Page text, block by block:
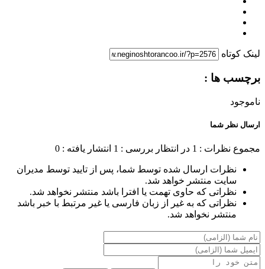
لینک کوتاه
برچسب ها :
ناموجود
ارسال نظر شما
مجموع نظرات : 1 در انتظار بررسی : 1 انتشار یافته : 0
نظرات ارسال شده توسط شما، پس از تایید توسط مدیران
سایت منتشر خواهد شد.
نظراتی که حاوی تهمت یا افترا باشد منتشر نخواهد شد.
نظراتی که به غیر از زبان فارسی یا غیر مرتبط با خبر باشد
منتشر نخواهد شد.